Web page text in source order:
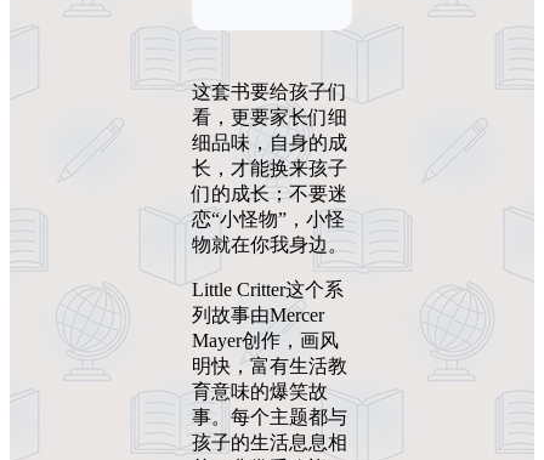
这套书要给孩子们
看，更要家长们细
细品味，自身的成
长，才能换来孩子
们的成长；不要迷
恋“小怪物”，小怪
物就在你我身边。
Little Critter这个系
列故事由Mercer
Mayer创作，画风
明快，富有生活教
育意味的爆笑故
事。每个主题都与
孩子的生活息息相